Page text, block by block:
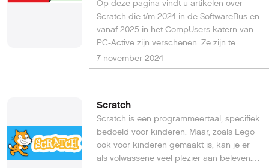
bespreken hoe dit verder uitgewerkt kan
worden.
Op deze pagina vindt u artikelen over
Scratch die t/m 2024 in de SoftwareBus en
vanaf 2025 in het CompUsers katern van
PC-Active zijn verschenen. Ze zijn te
downloaden in PDF formaat.
7 november 2024
Scratch
Scratch is een programmeertaal, specifiek
bedoeld voor kinderen. Maar, zoals Lego
ook voor kinderen gemaakt is, kan je er
als volwassene veel plezier aan beleven.